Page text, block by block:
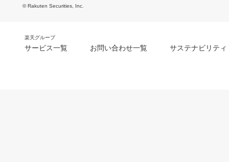
© Rakuten Securities, Inc.
楽天グループ
サービス一覧 お問い合わせ一覧 サステナビリティ